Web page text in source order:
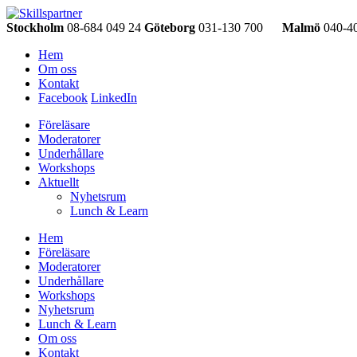
Stockholm 08-684 049 24 Göteborg 031-130 700 Malmö 040-
Hem
Om oss
Kontakt
Facebook LinkedIn
Föreläsare
Moderatorer
Underhållare
Workshops
Aktuellt
Nyhetsrum
Lunch & Learn
Hem
Föreläsare
Moderatorer
Underhållare
Workshops
Nyhetsrum
Lunch & Learn
Om oss
Kontakt